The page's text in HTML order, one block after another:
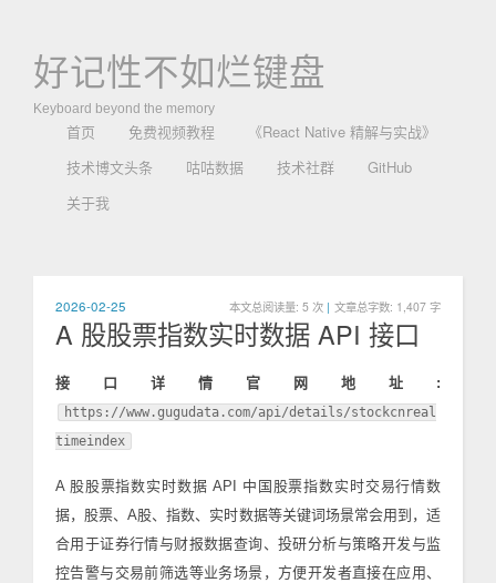
好记性不如烂键盘
Keyboard beyond the memory
首页 免费视频教程
《React Native 精解与实战》
技术博文头条
咕咕数据 技术社群
GitHub
关于我
2026-02-25 本文总阅读量: 5 次 | 文章总字数: 1,407 字
A 股股票指数实时数据 API 接口
接口详情官网地址:
https://www.gugudata.com/api/details/stockcnreal
timeindex
A 股股票指数实时数据 API 中国股票指数实时交易行情数
据，股票、A股、指数、实时数据等关键词场景常会用到，适
合用于证券行情与财报数据查询、投研分析与策略开发与监
控告警与交易前筛选等业务场景，方便开发者直接在应用、